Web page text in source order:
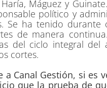
Máguez y
político y
Se ha tenido
de manera
del ciclo integral
cortes.
a Canal Gestión, si es
que la prueba de